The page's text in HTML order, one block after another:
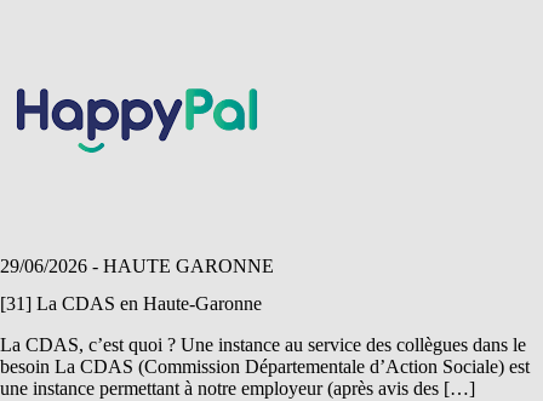
29/06/2026 - HAUTE GARONNE
[31] La CDAS en Haute-Garonne
La CDAS, c’est quoi ? Une instance au service des collègues dans le
besoin La CDAS (Commission Départementale d’Action Sociale) est
une instance permettant à notre employeur (après avis des […]